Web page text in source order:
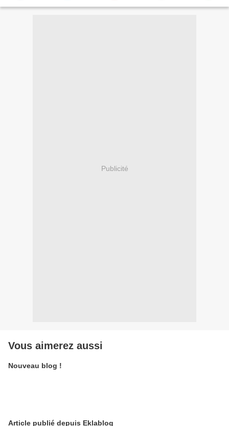
Publicité
Vous aimerez aussi
Nouveau blog !
Article publié depuis Eklablog